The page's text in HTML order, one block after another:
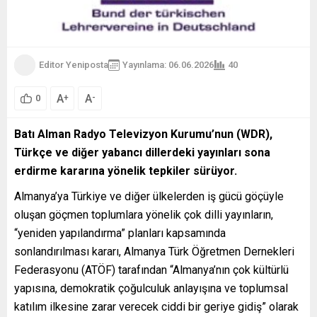
Editor Yeniposta Yayınlama: 06.06.2026 40
0 A+ A-
Batı Alman Radyo Televizyon Kurumu’nun (WDR),
Türkçe ve diğer yabancı dillerdeki yayınları sona
erdirme kararına yönelik tepkiler sürüyor.
Almanya’ya Türkiye ve diğer ülkelerden iş gücü göçüyle
oluşan göçmen toplumlara yönelik çok dilli yayınların,
“yeniden yapılandırma” planları kapsamında
sonlandırılması kararı, Almanya Türk Öğretmen Dernekleri
Federasyonu (ATÖF) tarafından “Almanya’nın çok kültürlü
yapısına, demokratik çoğulculuk anlayışına ve toplumsal
katılım ilkesine zarar verecek ciddi bir geriye gidiş” olarak